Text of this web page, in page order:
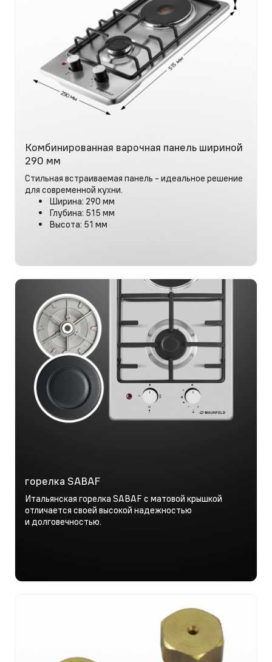
Комбинированная варочная панель шириной
290 мм
Стильная встраиваемая панель - идеальное решение
для современной кухни.
Ширина: 290 мм
Глубина: 515 мм
Высота: 51 мм
горелка SABAF
Итальянская горелка SABAF с матовой крышкой
отличается своей высокой надежностью
и долговечностью.